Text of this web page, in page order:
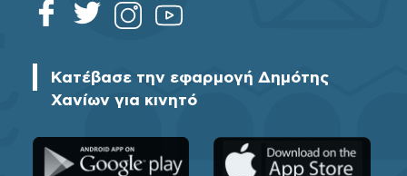
Κατέβασε την εφαρμογή Δημότης
Χανίων για κινητό